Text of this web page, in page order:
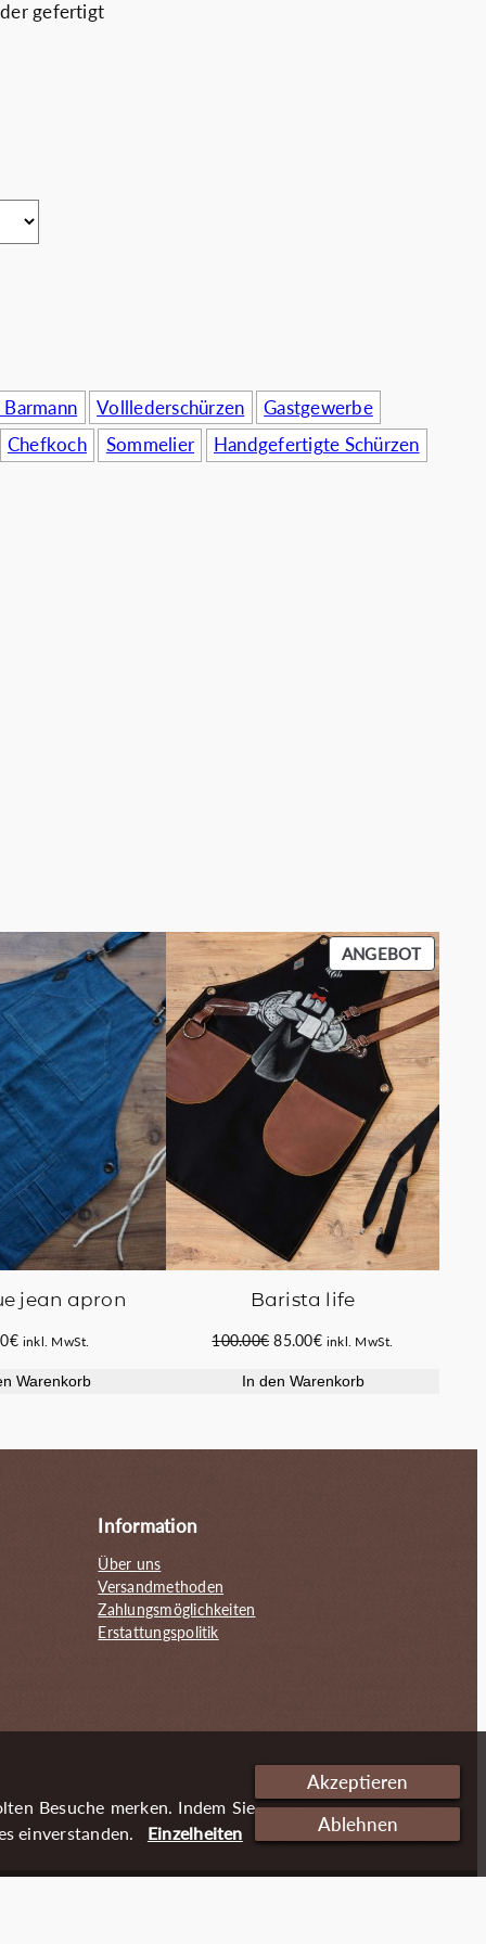
gefertigt
Volllederschürzen
Gastgewerbe
Chefkoch Sommelier Handgefertigte Schürzen
jean apron
€ inkl. MwSt.
Warenkorb
ANGEBOT
IM
Barista life
100.00€ Ursprünglicher
war:
85.00€Aktueller
ist:
inkl. MwSt.
In den Warenkorb
Information
Über uns
Versandmethoden
Zahlungsmöglichkeiten
Erstattungspolitik
Besuche merken. Indem Sie
einverstanden.
Einzelheiten
Akzeptieren
Ablehnen